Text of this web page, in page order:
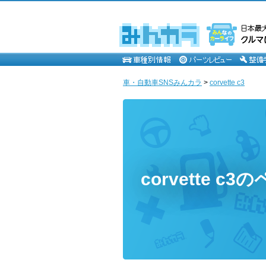
車・自動車SNSみんカラ > corvette c3
corvette c3の